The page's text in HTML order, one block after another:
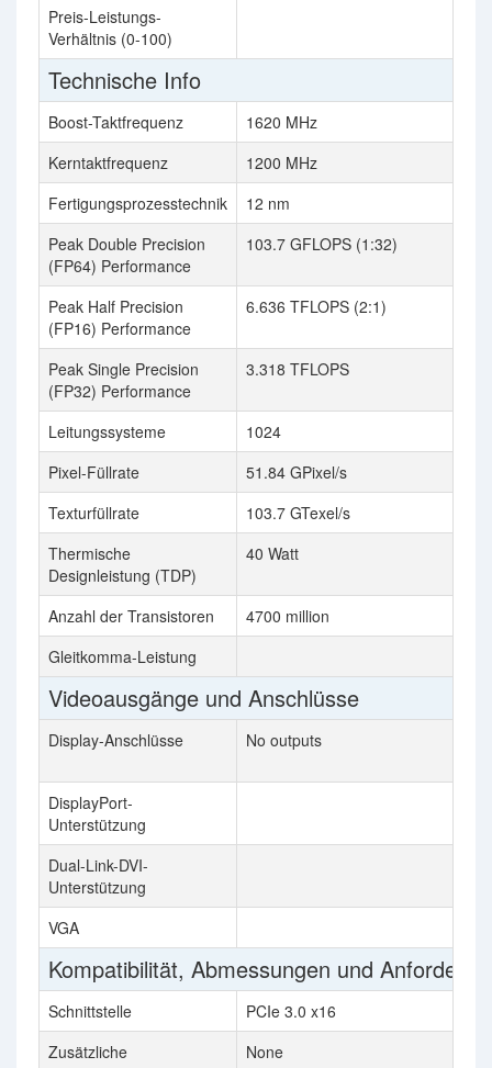
Preis-Leistungs-
Verhältnis (0-100)
Technische Info
Boost-Taktfrequenz
1620 MHz
Kerntaktfrequenz
1200 MHz
Fertigungsprozesstechnik
12 nm
Peak Double Precision
(FP64) Performance
103.7 GFLOPS (1:32)
Peak Half Precision
(FP16) Performance
6.636 TFLOPS (2:1)
Peak Single Precision
(FP32) Performance
3.318 TFLOPS
Leitungssysteme 1024
Pixel-Füllrate
51.84 GPixel/s
Texturfüllrate
103.7 GTexel/s
Thermische
Designleistung (TDP)
40 Watt
Anzahl der Transistoren 4700 million
Gleitkomma-Leistung
Videoausgänge und Anschlüsse
Display-Anschlüsse No outputs
DisplayPort-
Unterstützung
Dual-Link-DVI-
Unterstützung
VGA
Kompatibilität, Abmessungen und
Schnittstelle PCIe 3.0 x16
Zusätzliche
None